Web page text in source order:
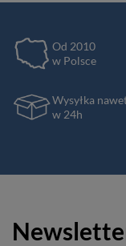
Od 2010
w Polsce
Wysyłka
w 24h